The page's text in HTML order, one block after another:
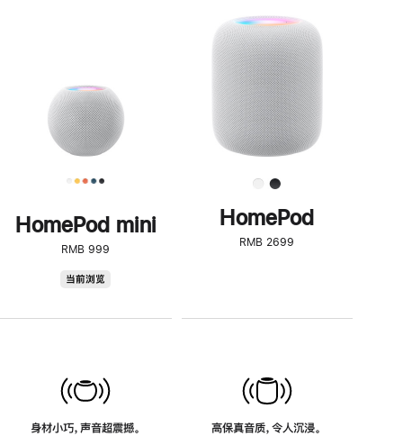
HomePod mini
RMB 999
当前浏览
身材小巧，声音超震撼。
步
了
解
HomePod<
HomePod
RMB 2699
高保真音质，令人沉浸。